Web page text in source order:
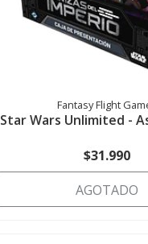
Fantasy Flight
Star Wars Unlimited -
$31.990
AGOTADO